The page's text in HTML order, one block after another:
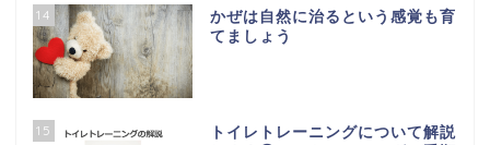
14
かぜは自然に治るという感覚も育
てましょう
15
トイレトレーニングについて解説